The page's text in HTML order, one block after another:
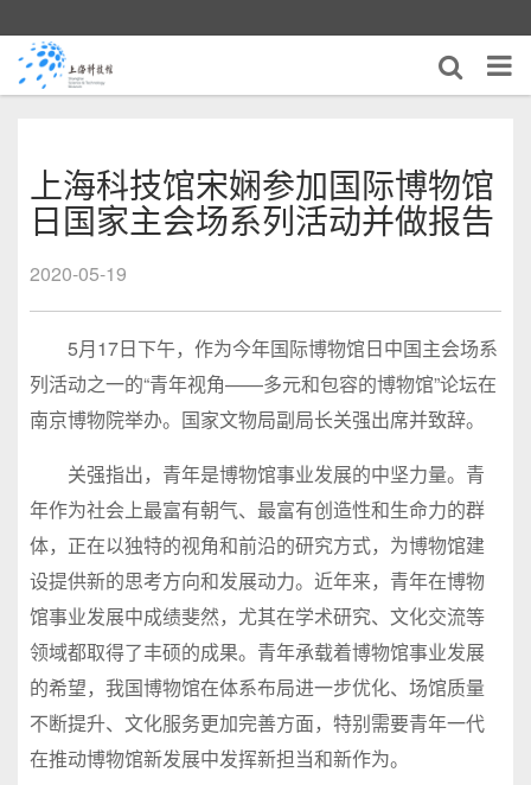
上海科技馆宋娴参加国际博物馆
日国家主会场系列活动并做报告
2020-05-19
5月17日下午，作为今年国际博物馆日中国主会场系
列活动之一的“青年视角——多元和包容的博物馆”论坛在
南京博物院举办。国家文物局副局长关强出席并致辞。
关强指出，青年是博物馆事业发展的中坚力量。青
年作为社会上最富有朝气、最富有创造性和生命力的群
体，正在以独特的视角和前沿的研究方式，为博物馆建
设提供新的思考方向和发展动力。近年来，青年在博物
馆事业发展中成绩斐然，尤其在学术研究、文化交流等
领域都取得了丰硕的成果。青年承载着博物馆事业发展
的希望，我国博物馆在体系布局进一步优化、场馆质量
不断提升、文化服务更加完善方面，特别需要青年一代
在推动博物馆新发展中发挥新担当和新作为。